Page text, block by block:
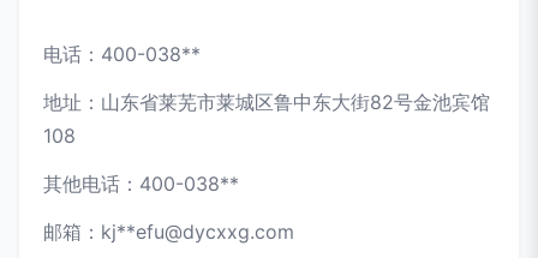
电话：400-038**
地址：山东省莱芜市莱城区鲁中东大街82号金池宾馆
108
其他电话：400-038**
邮箱：kj**efu@dycxxg.com